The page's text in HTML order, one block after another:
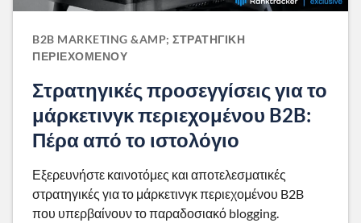
B2B MARKETING &AMP; ΣΤΡΑΤΗΓΙΚΉ
ΠΕΡΙΕΧΟΜΈΝΟΥ
Στρατηγικές προσεγγίσεις για το
μάρκετινγκ περιεχομένου B2B:
Πέρα από το ιστολόγιο
Εξερευνήστε καινοτόμες και αποτελεσματικές
στρατηγικές για το μάρκετινγκ περιεχομένου B2B
που υπερβαίνουν το παραδοσιακό blogging.